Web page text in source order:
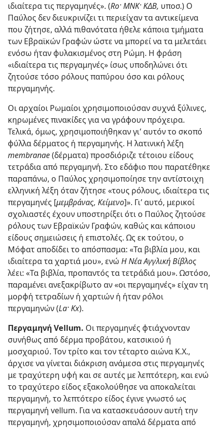
ιδιαίτερα τις περγαμηνές». (Ro· ΜΝΚ· ΚΔΒ, υποσ.) Ο
Παύλος δεν διευκρινίζει τι περιείχαν τα αντικείμενα
που ζήτησε, αλλά πιθανότατα ήθελε κάποια τμήματα
των Εβραϊκών Γραφών ώστε να μπορεί να τα μελετάει
ενόσω ήταν φυλακισμένος στη Ρώμη. Η φράση
«ιδιαίτερα τις περγαμηνές» ίσως υποδηλώνει ότι
ζητούσε τόσο ρόλους παπύρου όσο και ρόλους
περγαμηνής.
Οι αρχαίοι Ρωμαίοι χρησιμοποιούσαν συχνά ξύλινες,
κηρωμένες πινακίδες για να γράφουν πρόχειρα.
Τελικά, όμως, χρησιμοποιήθηκαν γι’ αυτόν το σκοπό
φύλλα δέρματος ή περγαμηνής. Η λατινική λέξη
membranae(δέρματα) προσδιόριζε τέτοιου είδους
τετράδια από περγαμηνή. Στο εδάφιο που παρατέθηκε
παραπάνω, ο Παύλος χρησιμοποίησε την αντίστοιχη
ελληνική λέξη όταν ζήτησε «τους ρόλους, ιδιαίτερα τις
περγαμηνές [μεμβράνας, Κείμενο]». Γι’ αυτό, μερικοί
σχολιαστές έχουν υποστηρίξει ότι ο Παύλος ζητούσε
ρόλους των Εβραϊκών Γραφών, καθώς και κάποιου
είδους σημειώσεις ή επιστολές. Ως εκ τούτου, ο
Μόφατ αποδίδει το απόσπασμα: «Τα βιβλία μου, και
ιδιαίτερα τα χαρτιά μου», ενώ Η Νέα Αγγλική Βίβλος
λέει: «Τα βιβλία, προπαντός τα τετράδιά μου». Ωστόσο,
παραμένει ανεξακρίβωτο αν «οι περγαμηνές» είχαν τη
μορφή τετραδίων ή χαρτιών ή ήταν ρόλοι
περγαμηνών (La· Kx).
Περγαμηνή Vellum. Οι περγαμηνές φτιάχνονταν
συνήθως από δέρμα προβάτου, κατσικιού ή
μοσχαριού. Τον τρίτο και τον τέταρτο αιώνα Κ.Χ.,
άρχισε να γίνεται διάκριση ανάμεσα στις περγαμηνές
με τραχύτερη υφή και σε αυτές με λεπτότερη, και ενώ
το τραχύτερο είδος εξακολούθησε να αποκαλείται
περγαμηνή, το λεπτότερο είδος έγινε γνωστό ως
περγαμηνή vellum. Για να κατασκευάσουν αυτή την
περγαμηνή, χρησιμοποιούσαν απαλά δέρματα από